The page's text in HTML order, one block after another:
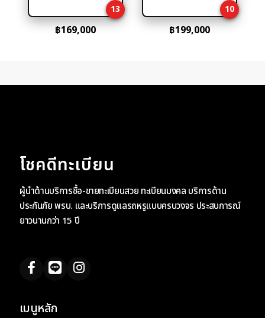
cart
13
฿169,000
cart
10
฿199,000
โชคดีทะเบียน
ผู้นำด้านบริการซื้อ-ขายทะเบียนสวย ทะเบียนมงคล บริการด้าน
ประกันภัย พรบ. และบริการดูแลรถหรูแบบครบวงจร ประสบการณ์
ยาวนานกว่า 15 ปี
เมนูหลัก